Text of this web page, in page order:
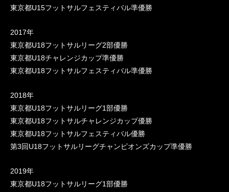
東京都U15フットサルフェスティバル準優勝
2017年
東京都U18フットサルリーグ2部優勝
東京都U18チャレンジカップ準優勝
東京都U18フットサルフェスティバル準優勝
2018年
東京都U18フットサルリーグ1部優勝
東京都U18フットサルチャレンジカップ優勝
東京都U18フットサルフェスティバル優勝
第3回U18フットサルリーグチャンピオンズカップ準優勝
2019年
東京都U18フットサルリーグ1部優勝